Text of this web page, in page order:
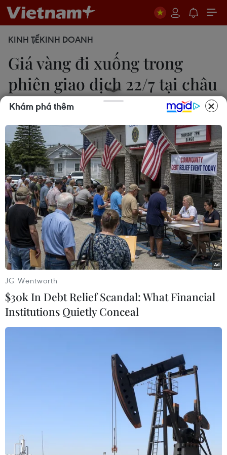
KINH TẾKINH DOANH
Giá vàng đi xuống trong
phiên giao dịch 22/7 tại châu
Á
Lê Minh
22/07/2022 10:20
Theo một nhà phân tích tại ED&F Man Capital
Markets, giá vàng đang trong xu hướng giảm và
sự phục hồi là trong ngắn hạn do vàng chịu sức ép
khi các kỳ vọng lạm phát giảm.
Khách hàng chọn mua đồ trang sức vàng tại tiệm kim hoàn ở
Kota Bharu (Malaysia). (Ảnh: AFP/TTXVN)
Giá vàng tại châu Á giảm trong phiên 22/7, khi
đồng USD lên giá và các ngân hàng trung ương
lớn nâng lãi suất đã làm giảm sức hấp dẫn của
Khám phá thêm
JG Wentworth
$30k In Debt Relief Scandal: What Financial
Institutions Quietly Conceal